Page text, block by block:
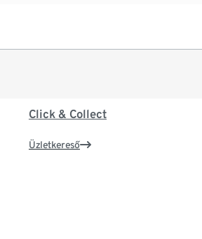
Click & Collect
Üzletkereső